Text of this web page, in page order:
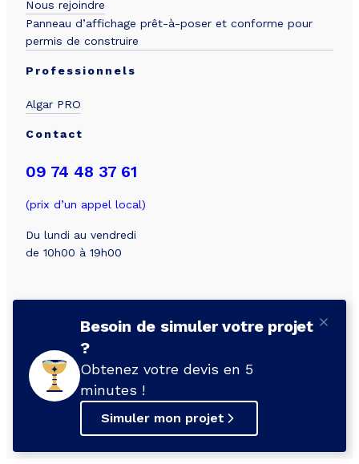
Nous rejoindre
Panneau d’affichage prêt-à-poser et conforme pour
permis de construire
Professionnels
Algar PRO
Contact
09 74 48 37 61
(prix d’un appel local)
Du lundi au vendredi
de 10h00 à 19h00
© 2026 Algar
Mentions légalesConditions Générales d’Utilisation
Politique de confidentialitéCGV Facebook
LinkedIn
Besoin de simuler votre projet
?
Obtenez votre devis en 5
minutes !
Simuler mon projet